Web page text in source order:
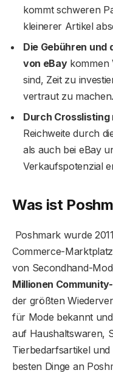
kommt schweren
kleinerer Artikel
Die Gebühren und
von eBaykommen
sind, Zeit zu
vertraut zu machen.
Durch Crosslisting
Reichweite durch
als auch bei eBay
Verkaufspotenzial
Was ist
Poshmark wurde
Commerce-
von Secondhand-
Millionen
der größten
für Mode bekannt
auf Haushaltswaren,
Tierbedarfsartikel
besten Dinge an